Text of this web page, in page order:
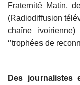
Fraternité Matin,
(Radiodiffusion
chaîne
‘’trophées de
Des journalistes